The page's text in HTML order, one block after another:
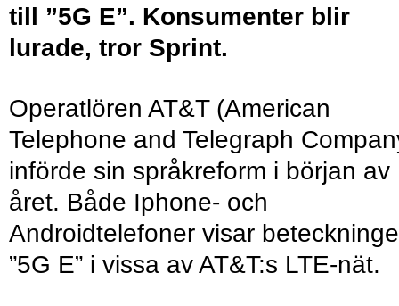
till ”5G E”. Konsumenter blir
lurade, tror Sprint.
Operatlören AT&T (American
Telephone and Telegraph
införde sin språkreform i början av
året. Både Iphone- och
Androidtelefoner visar
”5G E” i vissa av AT&T:s LTE-nät.